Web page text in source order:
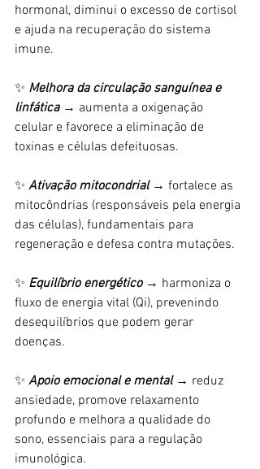
hormonal, diminui o excesso de cortisol
e ajuda na recuperação do sistema
imune.
✨ Melhora da circulação sanguínea e
linfática → aumenta a oxigenação
celular e favorece a eliminação de
toxinas e células defeituosas.
✨ Ativação mitocondrial → fortalece as
mitocôndrias (responsáveis pela energia
das células), fundamentais para
regeneração e defesa contra mutações.
✨ Equilíbrio energético → harmoniza o
fluxo de energia vital (Qi), prevenindo
desequilíbrios que podem gerar
doenças.
✨ Apoio emocional e mental → reduz
ansiedade, promove relaxamento
profundo e melhora a qualidade do
sono, essenciais para a regulação
imunológica.